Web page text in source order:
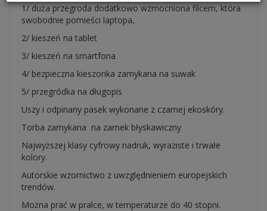
1/ duża przegroda dodatkowo wzmocniona filcem, która
swobodnie pomieści laptopa,
2/ kieszeń na tablet
3/ kieszeń na smartfona
4/ bezpieczna kieszonka zamykana na suwak
5/ przegródka na długopis
Uszy i odpinany pasek wykonane z czarnej ekoskóry.
Torba zamykana na zamek błyskawiczny
Najwyższej klasy cyfrowy nadruk, wyraziste i trwałe
kolory.
Autorskie wzornictwo z uwzględnieniem europejskich
trendów.
Można prać w pralce, w temperaturze do 40 stopni.